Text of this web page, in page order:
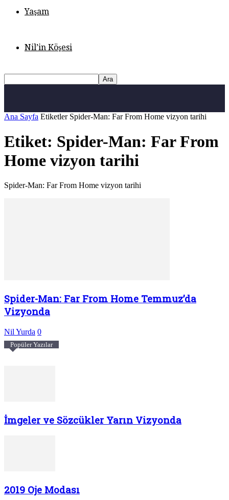
Yaşam
Nil’in Köşesi
Ana Sayfa Etiketler Spider-Man: Far From Home vizyon tarihi
Etiket: Spider-Man: Far From
Home vizyon tarihi
Spider-Man: Far From Home vizyon tarihi
Spider-Man: Far From Home Temmuz’da
Vizyonda
Nil Yurda 0
Popüler Yazılar
İmgeler ve Sözcükler Yarın Vizyonda
2019 Oje Modası